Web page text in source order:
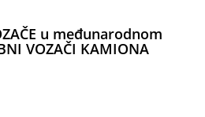
u međunarodnom
VOZAČI KAMIONA